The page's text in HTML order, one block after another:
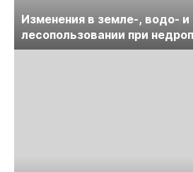
Изменения в земле-, водо- и
лесопользовании при
обсудят на семинаре